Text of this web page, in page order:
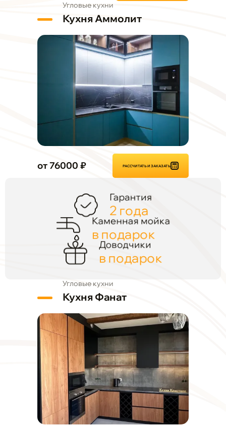
Угловые кухни
Кухня Аммолит
от 76000 ₽ РАССЧИТАТЬ И ЗАКАЗАТЬ
Гарантия
2 года
Каменная мойка
в подарок
Доводчики
в подарок
Угловые кухни
Кухня Фанат